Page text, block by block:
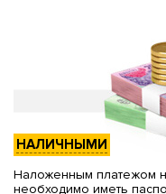
НАЛИЧНЫМИ
Наложенным платежом
необходимо иметь